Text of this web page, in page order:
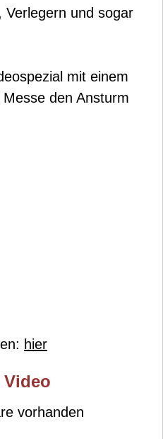
Verlegern und sogar
mit einem
den Ansturm
hier
Video
vorhanden